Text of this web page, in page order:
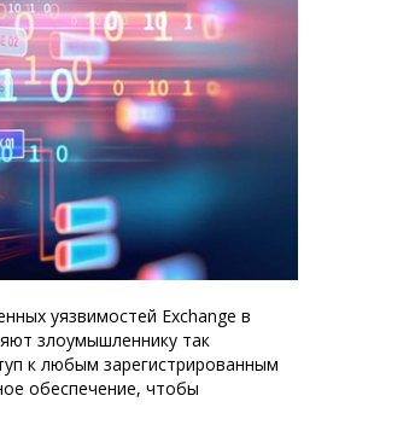
уязвимостей Exchange в
злоумышленнику так
к любым зарегистрированным
обеспечение, чтобы